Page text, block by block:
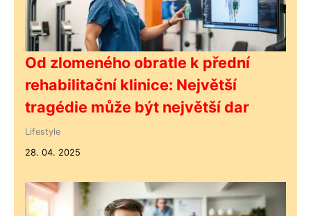
Od zlomeného obratle k přední
rehabilitační klinice: Největší
tragédie může být největší dar
Lifestyle
28. 04. 2025